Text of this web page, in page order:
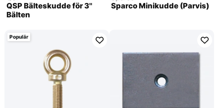
QSP Bälteskudde för 3''
Bälten
Sparco Minikudde (Parvis)
Populär